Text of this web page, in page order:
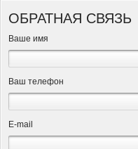
ОБРАТНАЯ СВЯЗЬ
Ваше имя
Ваш телефон
Е-mail